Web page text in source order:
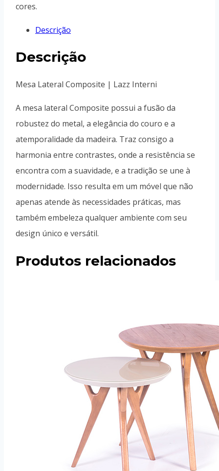
cores.
Descrição
Descrição
Mesa Lateral Composite | Lazz Interni
A mesa lateral Composite possui a fusão da
robustez do metal, a elegância do couro e a
atemporalidade da madeira. Traz consigo a
harmonia entre contrastes, onde a resistência se
encontra com a suavidade, e a tradição se une à
modernidade. Isso resulta em um móvel que não
apenas atende às necessidades práticas, mas
também embeleza qualquer ambiente com seu
design único e versátil.
Produtos relacionados